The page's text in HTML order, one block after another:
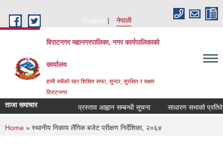
English
नेपाली
विराटनगर महानगरपालिका, नगर कार्यपालिकाको
कार्यालय
हामी सबैको रहर शिक्षित सफा, सुन्दर, सुरक्षित र सक्षम
विराटनगर
ताजा समाचार प्रस्ताव आह्वान सम्बन्धी सूचना साधारण सभाको
You are here
Home » स्थानीय निकाय लैंगिक बजेट परीक्षण निर्देशिका, २०६४